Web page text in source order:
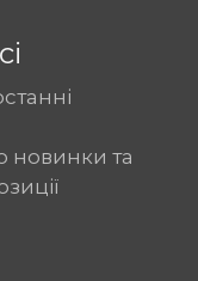
новинки та